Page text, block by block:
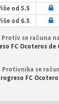
od 5.5
od 6.5
Protiv se računa
FC Ocoteros de
Protivnika se
FC